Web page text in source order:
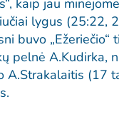
kaip jau
lygus (25:22,
buvo
pelnė A.Kudirka,
A.Strakalaitis (17